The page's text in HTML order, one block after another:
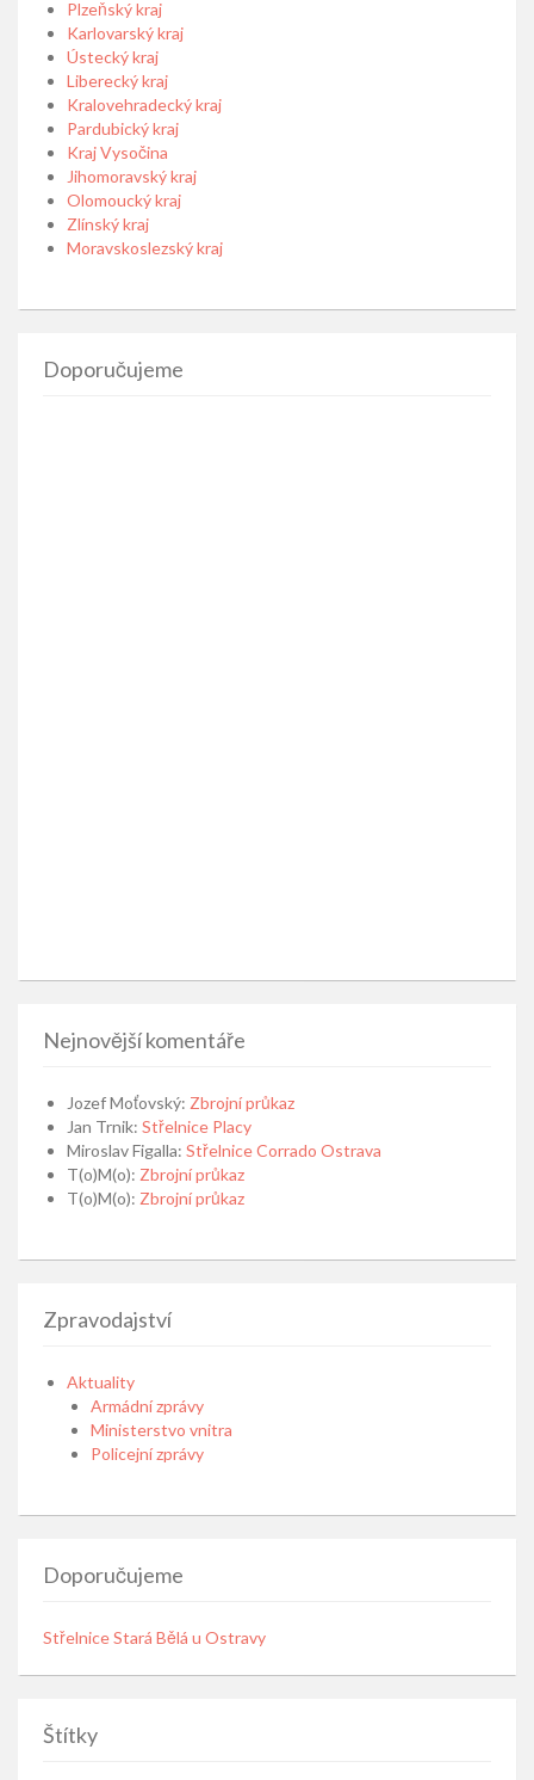
Plzeňský kraj
Karlovarský kraj
Ústecký kraj
Liberecký kraj
Kralovehradecký kraj
Pardubický kraj
Kraj Vysočina
Jihomoravský kraj
Olomoucký kraj
Zlínský kraj
Moravskoslezský kraj
Doporučujeme
Nejnovější komentáře
Jozef Moťovský: Zbrojní průkaz
Jan Trnik: Střelnice Placy
Miroslav Figalla: Střelnice Corrado Ostrava
T(o)M(o): Zbrojní průkaz
T(o)M(o): Zbrojní průkaz
Zpravodajství
Aktuality
Armádní zprávy
Ministerstvo vnitra
Policejní zprávy
Doporučujeme
Střelnice Stará Bělá u Ostravy
Štítky